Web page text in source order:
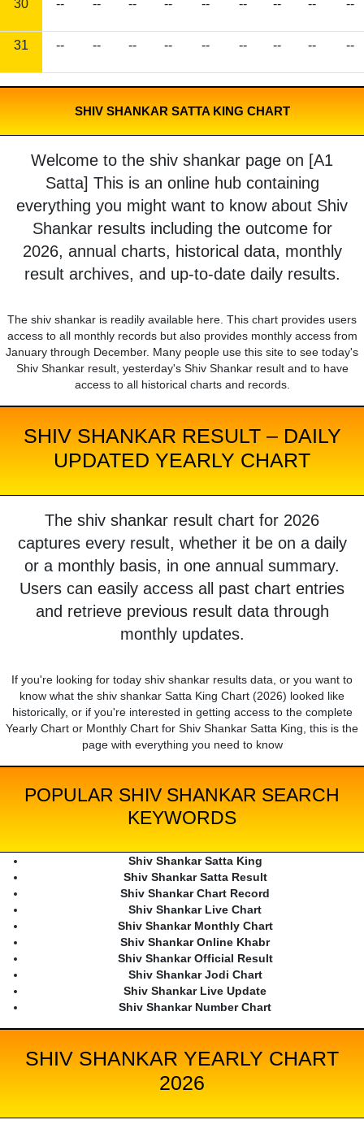
30 -- -- -- -- -- -- -- -- --
31 -- -- -- -- -- -- -- -- --
SHIV SHANKAR SATTA KING CHART
Welcome to the shiv shankar page on [A1
Satta] This is an online hub containing
everything you might want to know about Shiv
Shankar results including the outcome for
2026, annual charts, historical data, monthly
result archives, and up-to-date daily results.
The shiv shankar is readily available here. This chart provides users
access to all monthly records but also provides monthly access from
January through December. Many people use this site to see today's
Shiv Shankar result, yesterday's Shiv Shankar result and to have
access to all historical charts and records.
SHIV SHANKAR RESULT – DAILY
UPDATED YEARLY CHART
The shiv shankar result chart for 2026
captures every result, whether it be on a daily
or a monthly basis, in one annual summary.
Users can easily access all past chart entries
and retrieve previous result data through
monthly updates.
If you're looking for today shiv shankar results data, or you want to
know what the shiv shankar Satta King Chart (2026) looked like
historically, or if you're interested in getting access to the complete
Yearly Chart or Monthly Chart for Shiv Shankar Satta King, this is the
page with everything you need to know
POPULAR SHIV SHANKAR SEARCH
KEYWORDS
Shiv Shankar Satta King
Shiv Shankar Satta Result
Shiv Shankar Chart Record
Shiv Shankar Live Chart
Shiv Shankar Monthly Chart
Shiv Shankar Online Khabr
Shiv Shankar Official Result
Shiv Shankar Jodi Chart
Shiv Shankar Live Update
Shiv Shankar Number Chart
SHIV SHANKAR YEARLY CHART
2026